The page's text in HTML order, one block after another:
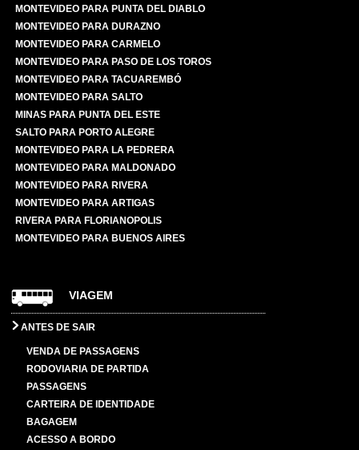
MONTEVIDEO PARA PUNTA DEL DIABLO
MONTEVIDEO PARA DURAZNO
MONTEVIDEO PARA CARMELO
MONTEVIDEO PARA PASO DE LOS TOROS
MONTEVIDEO PARA TACUAREMBÓ
MONTEVIDEO PARA SALTO
MINAS PARA PUNTA DEL ESTE
SALTO PARA PORTO ALEGRE
MONTEVIDEO PARA LA PEDRERA
MONTEVIDEO PARA MALDONADO
MONTEVIDEO PARA RIVERA
MONTEVIDEO PARA ARTIGAS
RIVERA PARA FLORIANOPOLIS
MONTEVIDEO PARA BUENOS AIRES
VIAGEM
ANTES DE SAIR
VENDA DE PASSAGENS
RODOVIARIA DE PARTIDA
PASSAGENS
CARTEIRA DE IDENTIDADE
BAGAGEM
ACESSO A BORDO